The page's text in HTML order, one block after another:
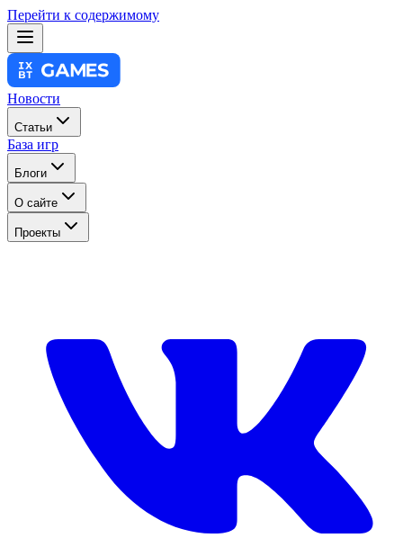
Перейти к содержимому
Новости
Статьи
База игр
Блоги
О сайте
Проекты